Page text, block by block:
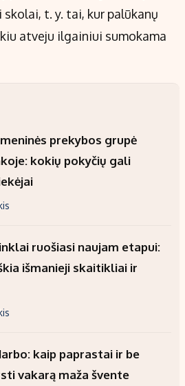
t. y. tai, kur palūkanų
atveju ilgainiui sumokama
prekybos grupė
kokių pokyčių gali
ruošiasi naujam etapui:
išmanieji skaitikliai ir
kaip paprastai ir be
vakarą maža švente